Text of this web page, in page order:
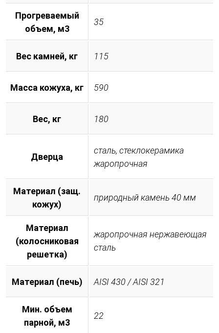
Прогреваемый
объем, м3
35
Вес камней, кг 115
Масса кожуха, кг 590
Вес, кг 180
Дверца
сталь, стеклокерамика
жаропрочная
Материал (защ.
кожух)
природный камень 40 мм
Материал
(колосниковая
решетка)
жаропрочная нержавеющая
сталь
Материал (печь) AISI 430 / AISI 321
Мин. объем
парной, м3
22